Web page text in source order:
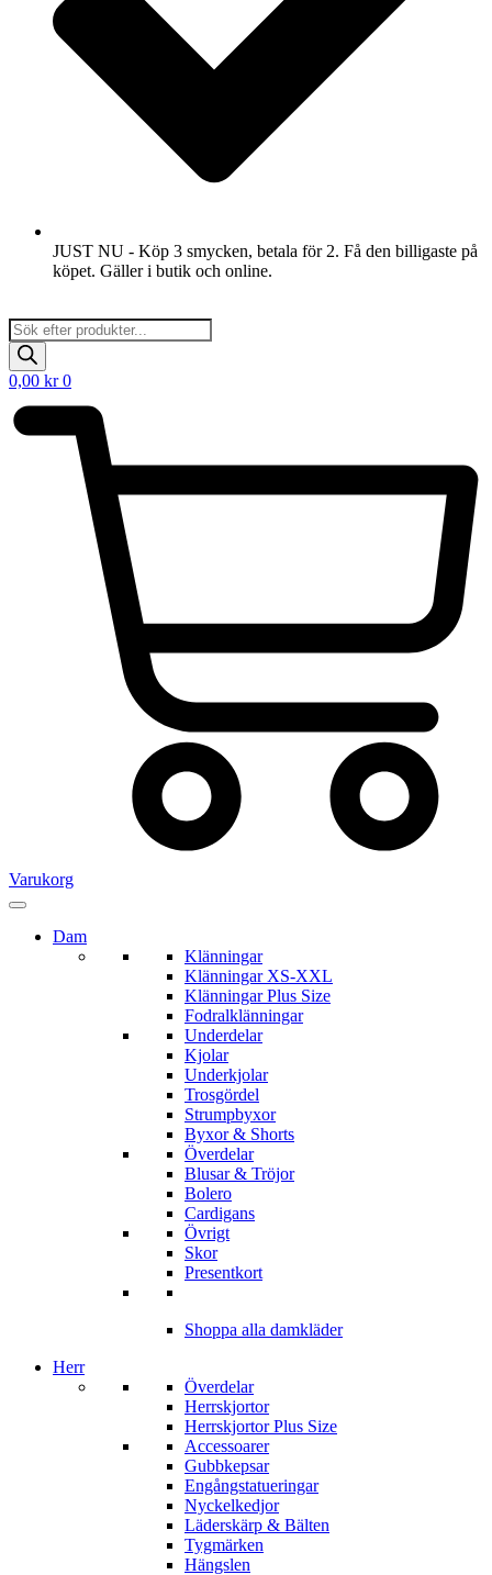
JUST NU - Köp 3 smycken, betala för 2. Få den billigaste på
köpet. Gäller i butik och online.
Products
search
0,00 kr 0
Varukorg
Dam
Klänningar
Klänningar XS-XXL
Klänningar Plus Size
Fodralklänningar
Underdelar
Kjolar
Underkjolar
Trosgördel
Strumpbyxor
Byxor & Shorts
Överdelar
Blusar & Tröjor
Bolero
Cardigans
Övrigt
Skor
Presentkort
Shoppa alla damkläder
Herr
Överdelar
Herrskjortor
Herrskjortor Plus Size
Accessoarer
Gubbkepsar
Engångstatueringar
Nyckelkedjor
Läderskärp & Bälten
Tygmärken
Hängslen